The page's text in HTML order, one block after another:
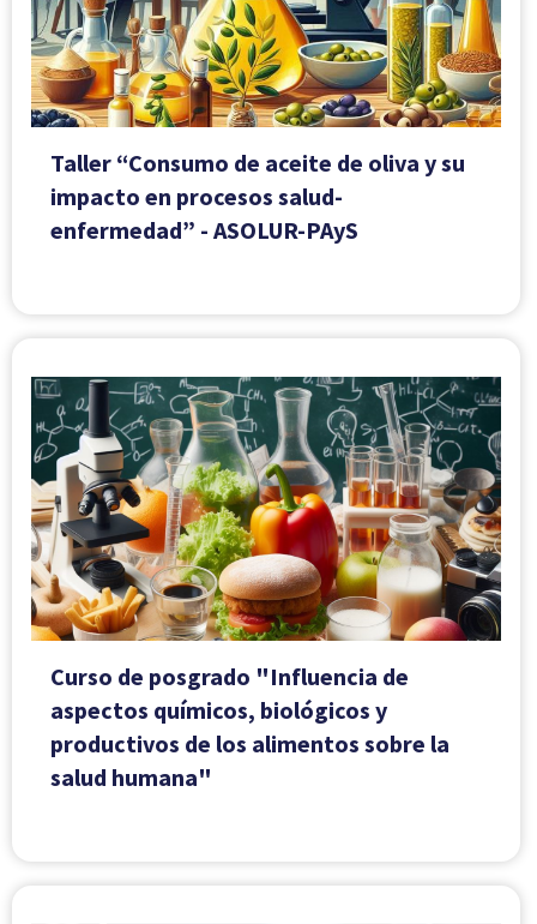
Taller “Consumo de aceite de oliva y su
impacto en procesos salud-
enfermedad” - ASOLUR-PAyS
Curso de posgrado "Influencia de
aspectos químicos, biológicos y
productivos de los alimentos sobre la
salud humana"